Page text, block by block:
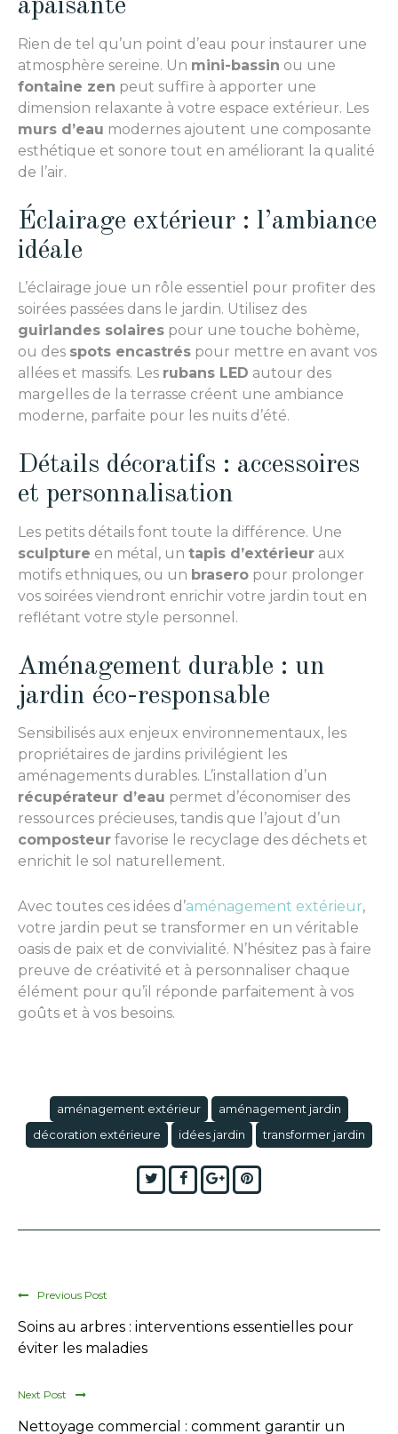
apaisante
Rien de tel qu’un point d’eau pour instaurer une
atmosphère sereine. Un mini-bassin ou une
fontaine zen peut suffire à apporter une
dimension relaxante à votre espace extérieur. Les
murs d’eau modernes ajoutent une composante
esthétique et sonore tout en améliorant la qualité
de l’air.
Éclairage extérieur : l’ambiance
idéale
L’éclairage joue un rôle essentiel pour profiter des
soirées passées dans le jardin. Utilisez des
guirlandes solaires pour une touche bohème,
ou des spots encastrés pour mettre en avant vos
allées et massifs. Les rubans LED autour des
margelles de la terrasse créent une ambiance
moderne, parfaite pour les nuits d’été.
Détails décoratifs : accessoires
et personnalisation
Les petits détails font toute la différence. Une
sculpture en métal, un tapis d’extérieur aux
motifs ethniques, ou un brasero pour prolonger
vos soirées viendront enrichir votre jardin tout en
reflétant votre style personnel.
Aménagement durable : un
jardin éco-responsable
Sensibilisés aux enjeux environnementaux, les
propriétaires de jardins privilégient les
aménagements durables. L’installation d’un
récupérateur d’eau permet d’économiser des
ressources précieuses, tandis que l’ajout d’un
composteur favorise le recyclage des déchets et
enrichit le sol naturellement.
Avec toutes ces idées d’aménagement extérieur,
votre jardin peut se transformer en un véritable
oasis de paix et de convivialité. N’hésitez pas à faire
preuve de créativité et à personnaliser chaque
élément pour qu’il réponde parfaitement à vos
goûts et à vos besoins.
aménagement extérieur
aménagement jardin
décoration extérieure
idées jardin transformer jardin
TwitterFacebook
Google+Pinterest
Previous Post
Soins au arbres : interventions essentielles pour
éviter les maladies
Next Post
Nettoyage commercial : comment garantir un